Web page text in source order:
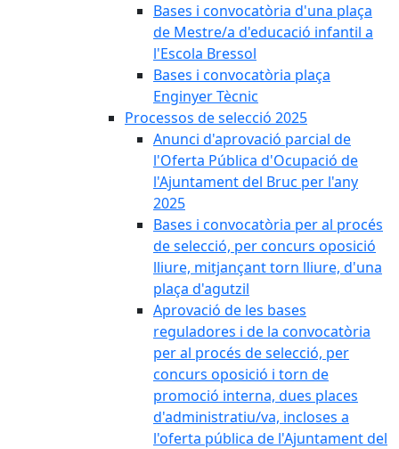
Bases i convocatòria d'una plaça
de Mestre/a d'educació infantil a
l'Escola Bressol
Bases i convocatòria plaça
Enginyer Tècnic
Processos de selecció 2025
Anunci d'aprovació parcial de
l'Oferta Pública d'Ocupació de
l'Ajuntament del Bruc per l'any
2025
Bases i convocatòria per al procés
de selecció, per concurs oposició
lliure, mitjançant torn lliure, d'una
plaça d'agutzil
Aprovació de les bases
reguladores i de la convocatòria
per al procés de selecció, per
concurs oposició i torn de
promoció interna, dues places
d'administratiu/va, incloses a
l'oferta pública de l'Ajuntament del